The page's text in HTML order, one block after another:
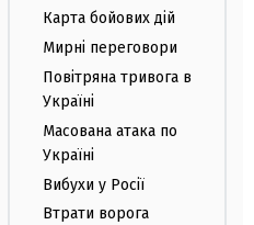
Карта бойових дій
Мирні переговори
Повітряна тривога в
Україні
Масована атака по
Україні
Вибухи у Росії
Втрати ворога